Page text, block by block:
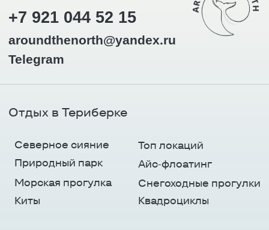
Политика конфиденциальности
ОГРНИП 320519000020291,
ИНН 519057676569
Дата присвоения ОГРНИП:
02.11.2020
Мы в социальных сетях
Telegram-канал